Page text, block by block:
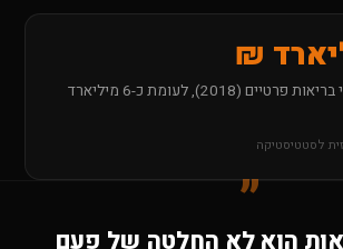
ההוצאה על ביטוחי בריאות פרטיים (2018), לעומת כ-6 מיליארד
לסטטיסטיקה
הוא לא החלטה של פעם